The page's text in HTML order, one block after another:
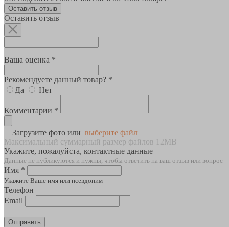
Оставить отзыв
Оставить отзыв
Ваша оценка *
Рекомендуете данный товар? *
Да
Нет
Комментарии *
Загрузите фото или выберите файл
Максимальный суммарный размер файлов 12MB
Укажите, пожалуйста, контактные данные
Данные не публикуются и нужны, чтобы ответить на ваш отзыв или вопрос
Имя *
Укажите Ваше имя или псевдоним
Телефон
Email
Отправить